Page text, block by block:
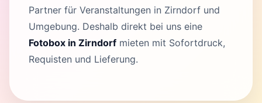
Partner für Veranstaltungen in Zirndorf und
Umgebung. Deshalb direkt bei uns eine
Fotobox in Zirndorf mieten mit Sofortdruck,
Requisten und Lieferung.